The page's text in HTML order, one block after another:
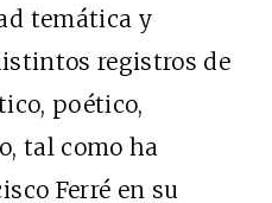
temática y
registros de
poético,
tal como ha
Ferré en su